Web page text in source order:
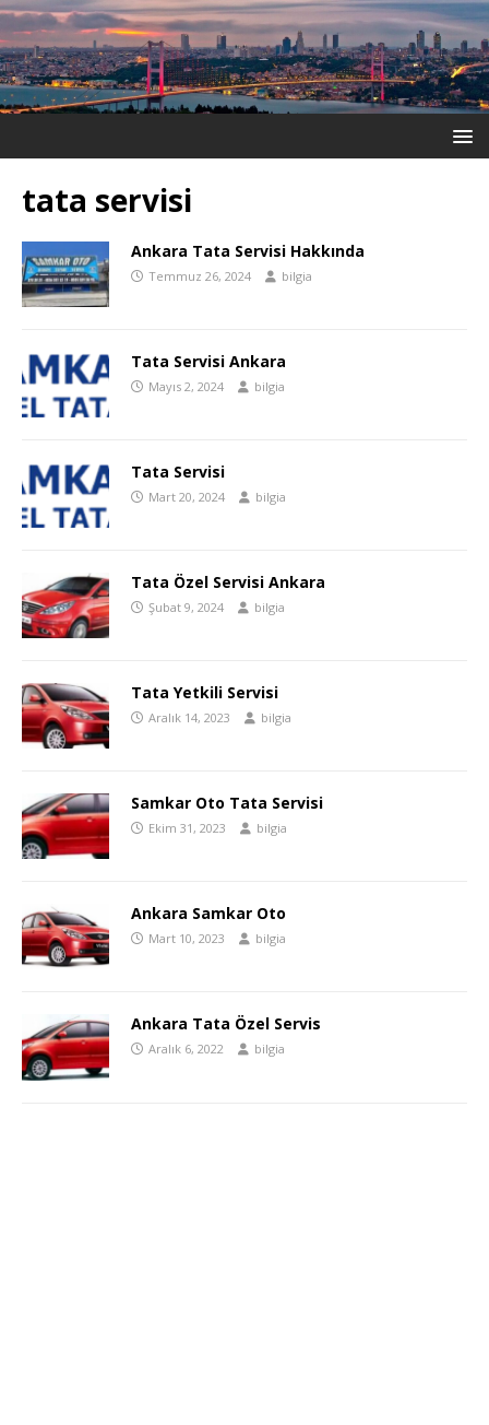
tata servisi
Ankara Tata Servisi Hakkında
Temmuz 26, 2024 bilgia
Tata Servisi Ankara
Mayıs 2, 2024 bilgia
Tata Servisi
Mart 20, 2024 bilgia
Tata Özel Servisi Ankara
Şubat 9, 2024 bilgia
Tata Yetkili Servisi
Aralık 14, 2023 bilgia
Samkar Oto Tata Servisi
Ekim 31, 2023 bilgia
Ankara Samkar Oto
Mart 10, 2023 bilgia
Ankara Tata Özel Servis
Aralık 6, 2022 bilgia